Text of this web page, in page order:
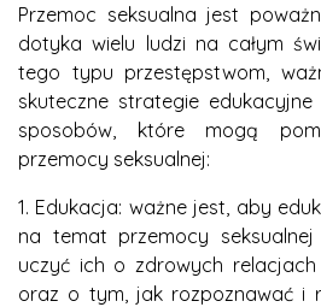
Przemoc seksualna jest
dotyka wielu ludzi na całym
tego typu przestępstwom,
skuteczne strategie edukacyjne
sposobów, które mogą
przemocy seksualnej:
1. Edukacja: ważne jest, aby
na temat przemocy
uczyć ich o zdrowych
oraz o tym, jak rozpoznawać i